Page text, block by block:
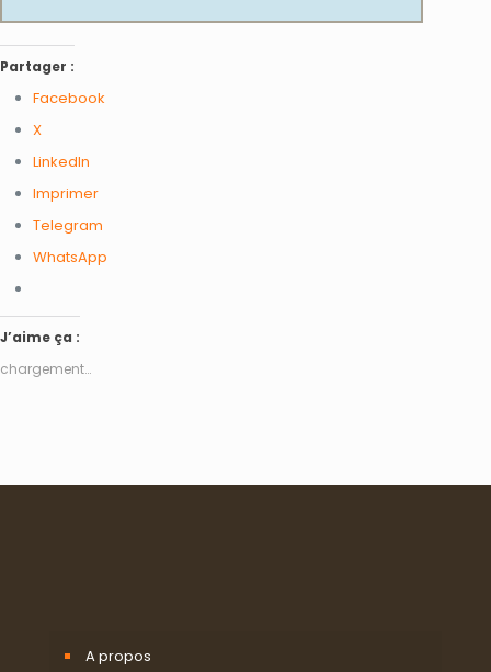
Partager :
Facebook
X
LinkedIn
Imprimer
Telegram
WhatsApp
J’aime ça :
chargement…
A propos